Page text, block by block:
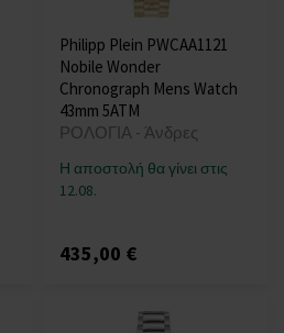
Philipp Plein PWCAA1121
Nobile Wonder
Chronograph Mens Watch
43mm 5ATM
ΡΟΛΟΓΙΑ - Άνδρες
Η αποστολή θα γίνει στις
12.08.
435,00 €